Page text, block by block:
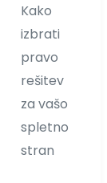
Kako
izbrati
pravo
rešitev
za vašo
spletno
stran